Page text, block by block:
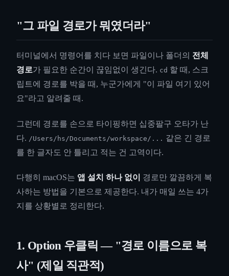
"그 파일 경로가 뭐였더라"
터미널에서 명령어를 치다 보면 파일이나 폴더의 전체
경로가 필요한 순간이 끊임없이 생긴다. cd 할 때, 스크
립트에 경로를 박을 때, 누군가에게 "이 파일 여기 있어
요"라고 알려줄 때.
그런데 경로를 손으로 타이핑하면 십중팔구 오타가 난
다. /Users/hs/Documents/workspace/... 같은 긴 경로
를 한 글자도 안 틀리고 적는 건 고역이다.
다행히 macOS는 앱 설치 하나 없이
경로만 깔끔하게 복
사하는 방법을 기본으로 제공한다. 내가 매일 쓰는 4가
지를 상황별로 정리한다.
1. Option 우클릭 — "경로 이름으로 복
사" (제일 직관적)